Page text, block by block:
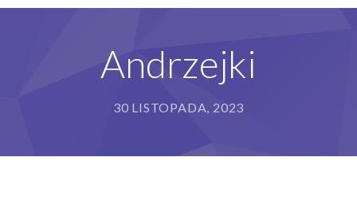
Start
Wydarzenia
Dla rodzica
Andrzejki
30 LISTOPADA, 2023